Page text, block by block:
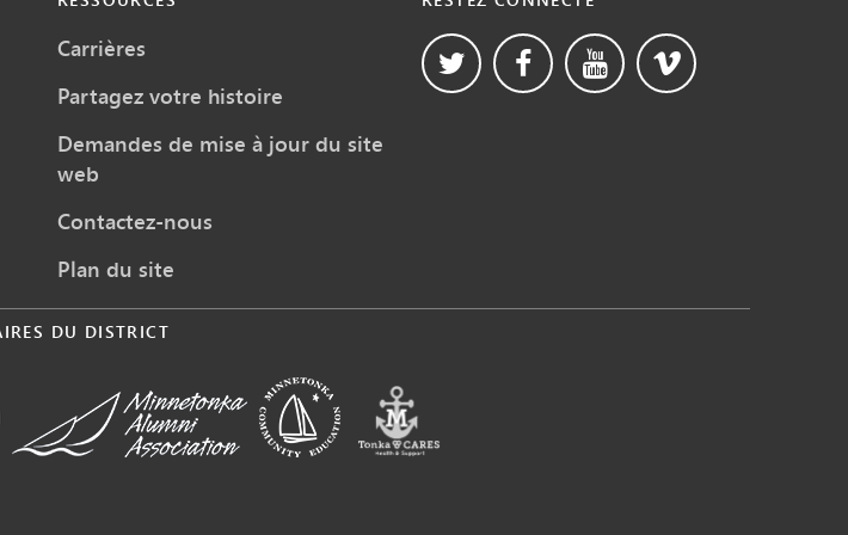
Carrières
Partagez votre histoire
Demandes de mise à jour du site
web
Contactez-nous
Plan du site
DU DISTRICT